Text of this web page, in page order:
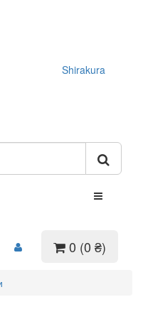
Shirakura
0 (0 ₴)